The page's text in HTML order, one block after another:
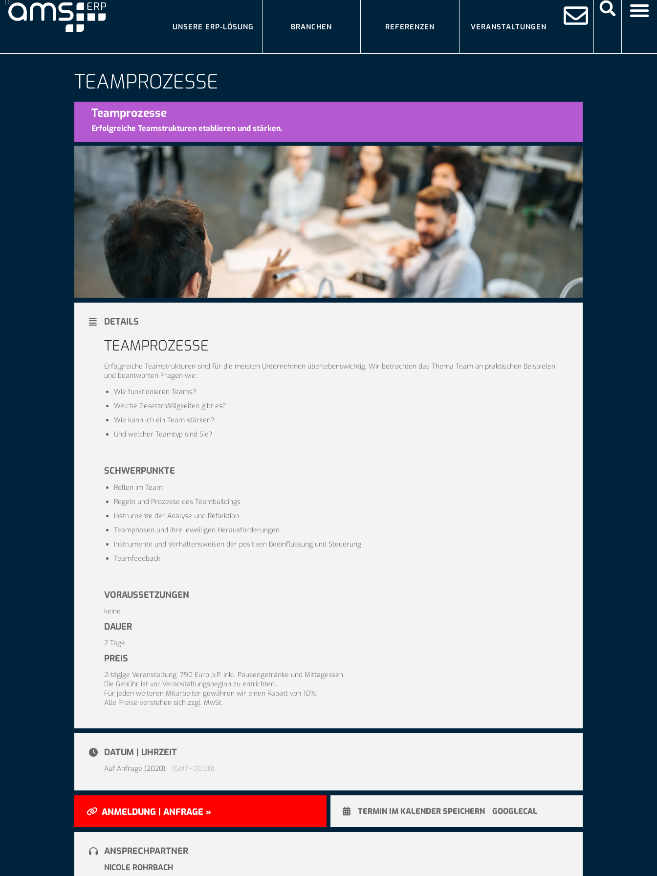
UNSERE ERP-LÖSUNG BRANCHEN REFERENZEN VERANSTALTUNGEN
TEAMPROZESSE
Teamprozesse
Erfolgreiche Teamstrukturen etablieren und stärken.
DETAILS
TEAMPROZESSE
Erfolgreiche Teamstrukturen sind für die meisten Unternehmen überlebenswichtig. Wir betrachten das Thema Team an praktischen Beispielen
und beantworten Fragen wie:
Wie funktionieren Teams?
Welche Gesetzmäßigkeiten gibt es?
Wie kann ich ein Team stärken?
Und welcher Teamtyp sind Sie?
SCHWERPUNKTE
Rollen im Team
Regeln und Prozesse des Teambuildings
Instrumente der Analyse und Reflektion
Teamphasen und ihre jeweiligen Herausforderungen
Instrumente und Verhaltensweisen der positiven Beeinflussung und Steuerung
Teamfeedback
VORAUSSETZUNGEN
keine
DAUER
2 Tage
PREIS
2-tägige Veranstaltung: 790 Euro p.P. inkl. Pausengetränke und Mittagessen.
Die Gebühr ist vor Veranstaltungsbeginn zu entrichten.
Für jeden weiteren Mitarbeiter gewähren wir einen Rabatt von 10%.
Alle Preise verstehen sich zzgl. MwSt.
DATUM | UHRZEIT
Auf Anfrage (2020) (GMT+00:00)
ANMELDUNG | ANFRAGE » TERMIN IM KALENDER SPEICHERN GOOGLECAL
ANSPRECHPARTNER
NICOLE ROHRBACH